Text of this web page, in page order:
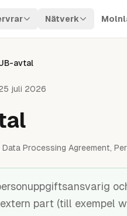
Nätverk
avtal
juli 2026
Data Processing Agreement,
part (till exempel